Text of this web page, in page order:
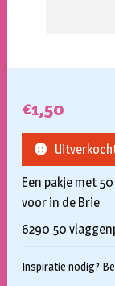
€1,50
Een pakje met
voor in de Brie
6290 50
Inspiratie nodig?